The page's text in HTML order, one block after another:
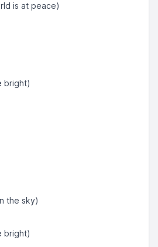
is at peace)
bright)
the sky)
bright)